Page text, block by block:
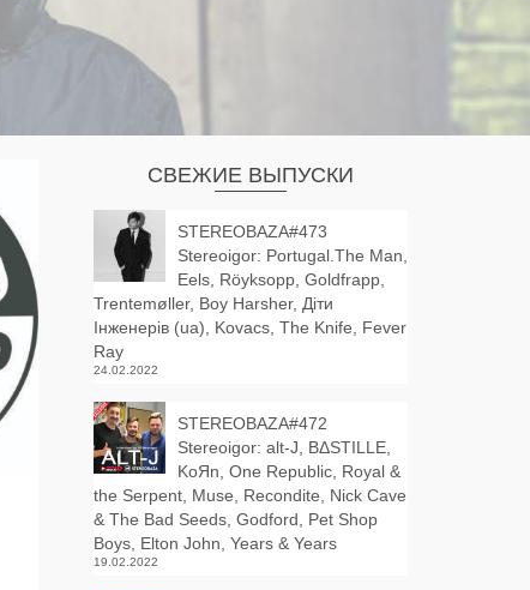
СВЕЖИЕ ВЫПУСКИ
STEREOBAZA#473
Stereoigor: Portugal.The Man,
Eels, Röyksopp, Goldfrapp,
Trentemøller, Boy Harsher, Діти
Інженерів (ua), Kovacs, The Knife, Fever
Ray
24.02.2022
STEREOBAZA#472
Stereoigor: alt‑J, BΔSTILLE,
KoЯn, One Republic, Royal &
the Serpent, Muse, Recondite, Nick Cave
& The Bad Seeds, Godford, Pet Shop
Boys, Elton John, Years & Years
19.02.2022